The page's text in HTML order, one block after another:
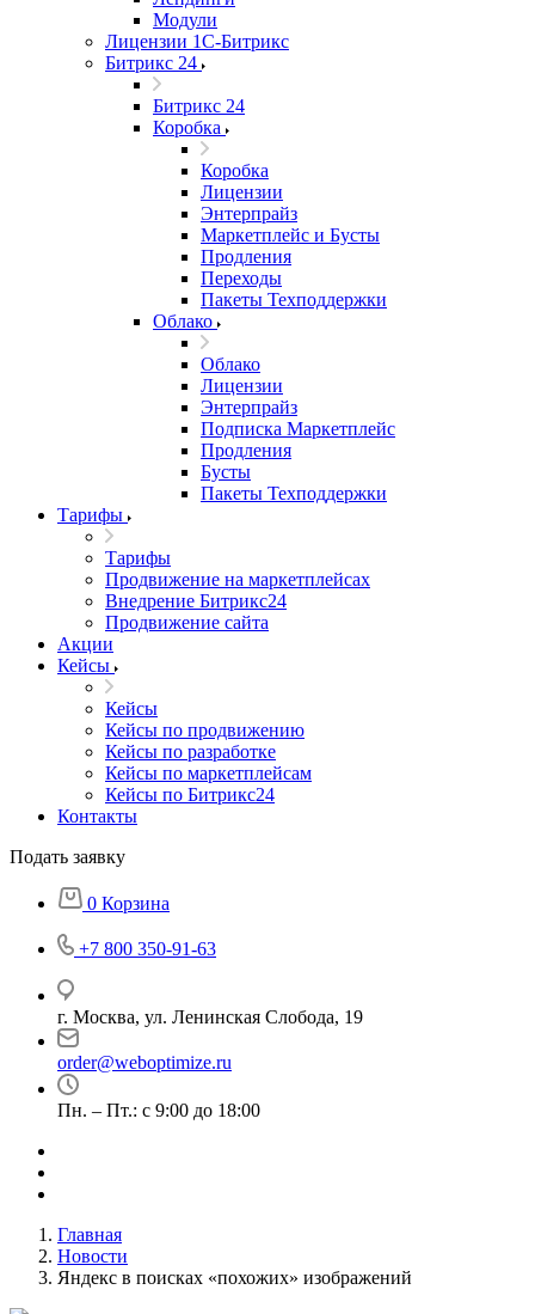
Модули
Лицензии 1С-Битрикс
Битрикс 24
Битрикс 24
Коробка
Коробка
Лицензии
Энтерпрайз
Маркетплейс и Бусты
Продления
Переходы
Пакеты Техподдержки
Облако
Облако
Лицензии
Энтерпрайз
Подписка Маркетплейс
Продления
Бусты
Пакеты Техподдержки
Тарифы
Тарифы
Продвижение на маркетплейсах
Внедрение Битрикс24
Продвижение сайта
Акции
Кейсы
Кейсы
Кейсы по продвижению
Кейсы по разработке
Кейсы по маркетплейсам
Кейсы по Битрикс24
Контакты
Подать заявку
0 Корзина
+7 800 350-91-63
г. Москва, ул. Ленинская Слобода, 19
order@weboptimize.ru
Пн. – Пт.: с 9:00 до 18:00
Главная
Новости
Яндекс в поисках «похожих» изображений